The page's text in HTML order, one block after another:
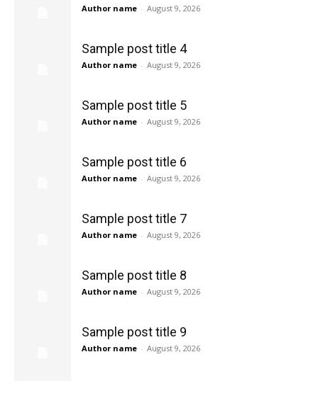
Author name - August 9, 2026
Sample post title 4
Author name - August 9, 2026
Sample post title 5
Author name - August 9, 2026
Sample post title 6
Author name - August 9, 2026
Sample post title 7
Author name - August 9, 2026
Sample post title 8
Author name - August 9, 2026
Sample post title 9
Author name - August 9, 2026